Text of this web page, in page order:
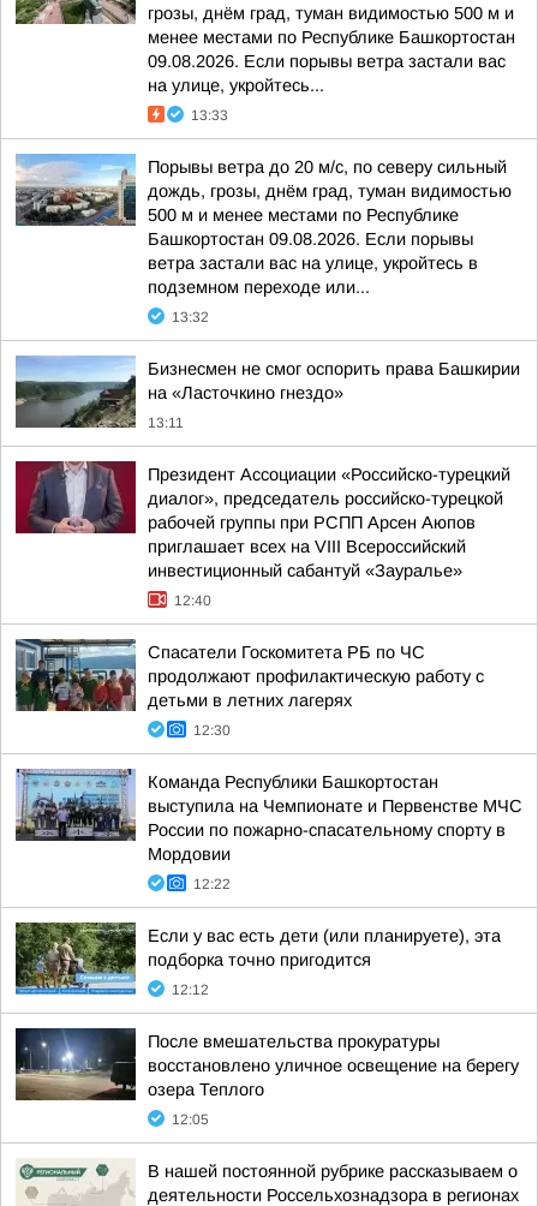
грозы, днём град, туман видимостью 500 м и
менее местами по Республике Башкортостан
09.08.2026. Если порывы ветра застали вас
на улице, укройтесь...
13:33
Порывы ветра до 20 м/с, по северу сильный
дождь, грозы, днём град, туман видимостью
500 м и менее местами по Республике
Башкортостан 09.08.2026. Если порывы
ветра застали вас на улице, укройтесь в
подземном переходе или...
13:32
Бизнесмен не смог оспорить права Башкирии
на «Ласточкино гнездо»
13:11
Президент Ассоциации «Российско-турецкий
диалог», председатель российско-турецкой
рабочей группы при РСПП Арсен Аюпов
приглашает всех на VIII Всероссийский
инвестиционный сабантуй «Зауралье»
12:40
Спасатели Госкомитета РБ по ЧС
продолжают профилактическую работу с
детьми в летних лагерях
12:30
Команда Республики Башкортостан
выступила на Чемпионате и Первенстве МЧС
России по пожарно-спасательному спорту в
Мордовии
12:22
Если у вас есть дети (или планируете), эта
подборка точно пригодится
12:12
После вмешательства прокуратуры
восстановлено уличное освещение на берегу
озера Теплого
12:05
В нашей постоянной рубрике рассказываем о
деятельности Россельхознадзора в регионах